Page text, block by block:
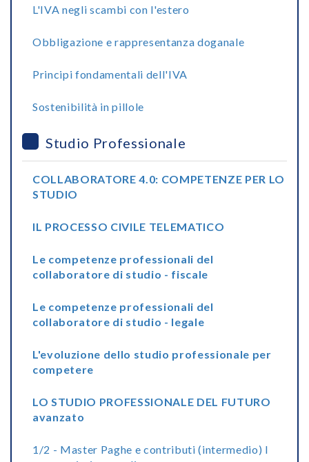
L'IVA negli scambi con l'estero
Obbligazione e rappresentanza doganale
Principi fondamentali dell'IVA
Sostenibilità in pillole
Studio Professionale
COLLABORATORE 4.0: COMPETENZE PER LO
STUDIO
IL PROCESSO CIVILE TELEMATICO
Le competenze professionali del
collaboratore di studio - fiscale
Le competenze professionali del
collaboratore di studio - legale
L'evoluzione dello studio professionale per
competere
LO STUDIO PROFESSIONALE DEL FUTURO
avanzato
1/2 - Master Paghe e contributi (intermedio) I